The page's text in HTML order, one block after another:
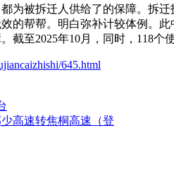
为被拆迁人供给了的保障。拆
的帮帮。明白弥补计较体例。
截至2025年10月，同时，118
645.html
高速转焦桐高速（登